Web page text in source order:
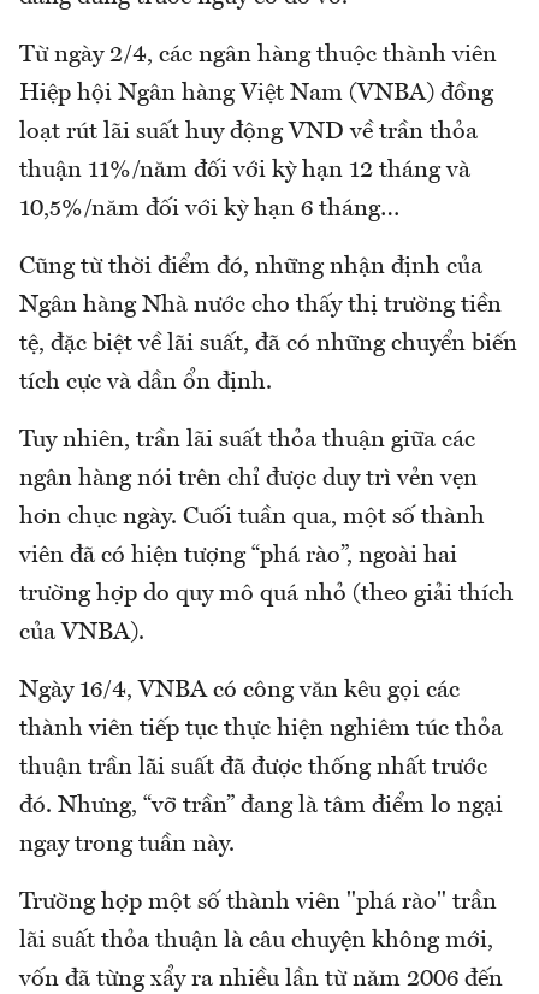
Từ ngày 2/4, các ngân hàng thuộc thành viên
Hiệp hội Ngân hàng Việt Nam (VNBA) đồng
loạt rút lãi suất huy động VND về trần thỏa
thuận 11%/năm đối với kỳ hạn 12 tháng và
10,5%/năm đối với kỳ hạn 6 tháng…
Cũng từ thời điểm đó, những nhận định của
Ngân hàng Nhà nước cho thấy thị trường tiền
tệ, đặc biệt về lãi suất, đã có những chuyển biến
tích cực và dần ổn định.
Tuy nhiên, trần lãi suất thỏa thuận giữa các
ngân hàng nói trên chỉ được duy trì vẻn vẹn
hơn chục ngày. Cuối tuần qua, một số thành
viên đã có hiện tượng “phá rào”, ngoài hai
trường hợp do quy mô quá nhỏ (theo giải thích
của VNBA).
Ngày 16/4, VNBA có công văn kêu gọi các
thành viên tiếp tục thực hiện nghiêm túc thỏa
thuận trần lãi suất đã được thống nhất trước
đó. Nhưng, “vỡ trần” đang là tâm điểm lo ngại
ngay trong tuần này.
Trường hợp một số thành viên "phá rào" trần
lãi suất thỏa thuận là câu chuyện không mới,
vốn đã từng xẩy ra nhiều lần từ năm 2006 đến